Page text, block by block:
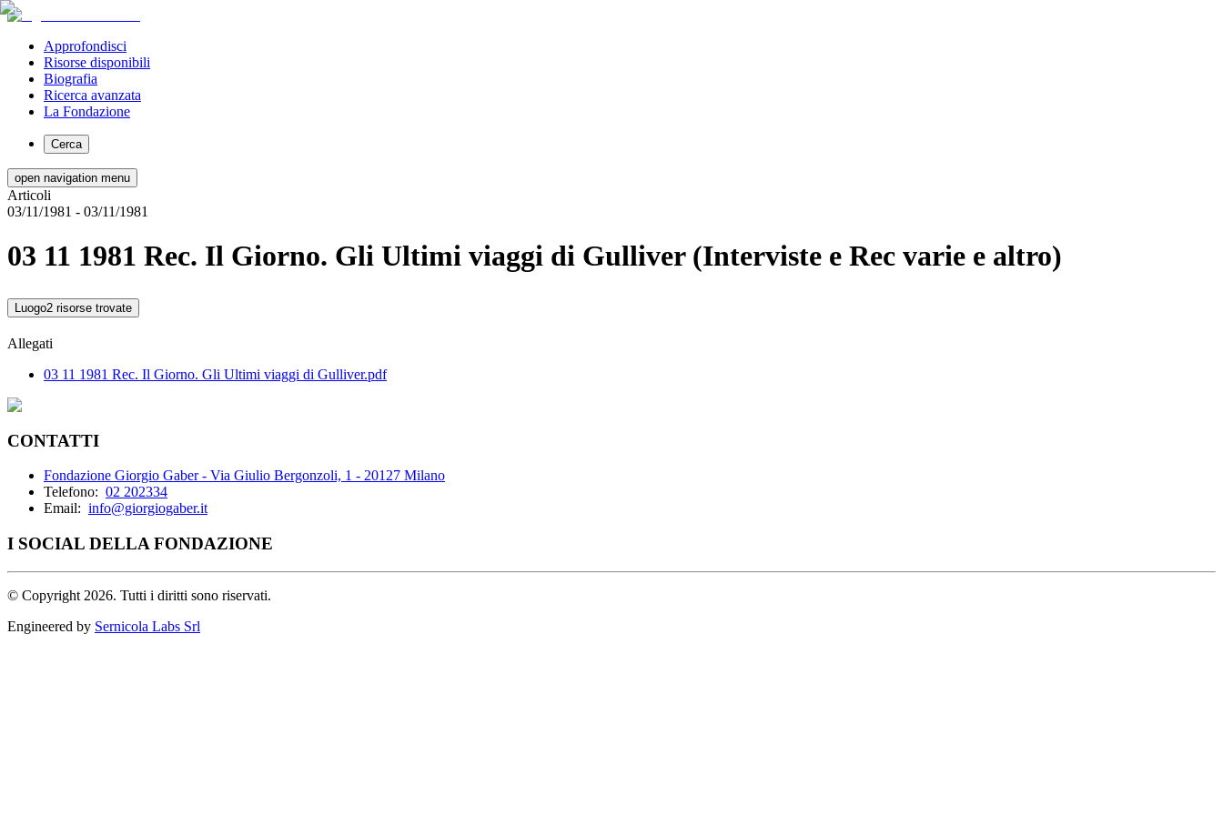
Approfondisci
Risorse disponibili
Biografia
Ricerca avanzata
La Fondazione
Cerca
open navigation menu
Articoli
03/11/1981 - 03/11/1981
03 11 1981 Rec. Il Giorno. Gli Ultimi viaggi di Gulliver (Interviste e Rec varie e altro)
Luogo2 risorse trovate
Allegati
03 11 1981 Rec. Il Giorno. Gli Ultimi viaggi di Gulliver.pdf
CONTATTI
Fondazione Giorgio Gaber - Via Giulio Bergonzoli, 1 - 20127 Milano
Telefono: 02 202334
Email: info@giorgiogaber.it
I SOCIAL DELLA FONDAZIONE
© Copyright 2026. Tutti i diritti sono riservati.
Engineered by Sernicola Labs Srl